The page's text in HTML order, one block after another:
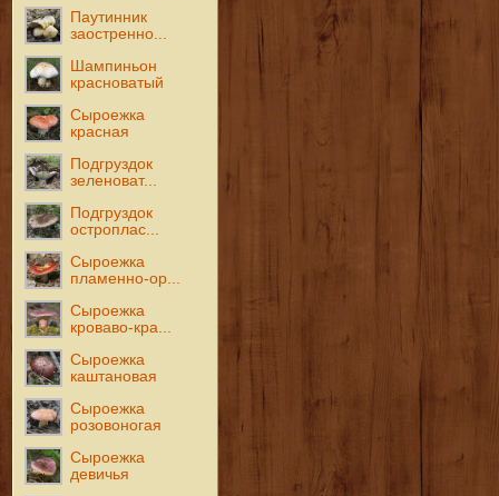
Паутинник
заостренно...
Шампиньон
красноватый
Сыроежка
красная
Подгруздок
зеленоват...
Подгруздок
остроплас...
Сыроежка
пламенно-ор...
Сыроежка
кроваво-кра...
Сыроежка
каштановая
Сыроежка
розовоногая
Сыроежка
девичья